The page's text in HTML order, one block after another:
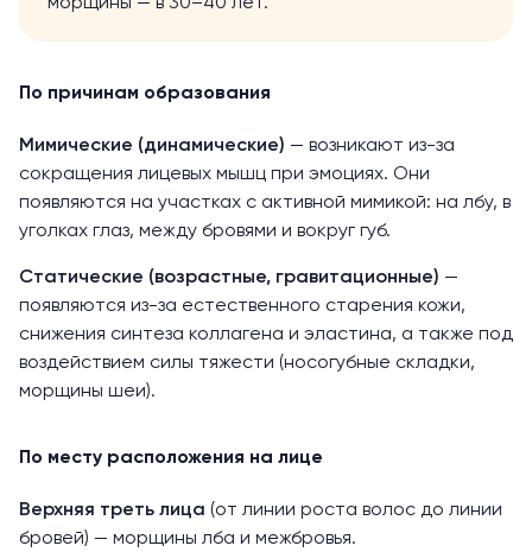
морщины — в 30–40 лет.
По причинам образования
Мимические (динамические) — возникают из-за
сокращения лицевых мышц при эмоциях. Они
появляются на участках с активной мимикой: на лбу, в
уголках глаз, между бровями и вокруг губ.
Статические (возрастные, гравитационные) —
появляются из-за естественного старения кожи,
снижения синтеза коллагена и эластина, а также под
воздействием силы тяжести (носогубные складки,
морщины шеи).
По месту расположения на лице
Верхняя треть лица (от линии роста волос до линии
бровей) — морщины лба и межбровья.